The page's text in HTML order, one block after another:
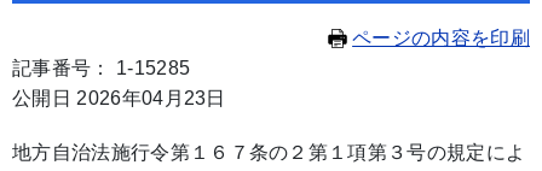
ページの内容を印刷
記事番号： 1-15285
公開日 2026年04月23日
地方自治法施行令第１６７条の２第１項第３号の規定によ